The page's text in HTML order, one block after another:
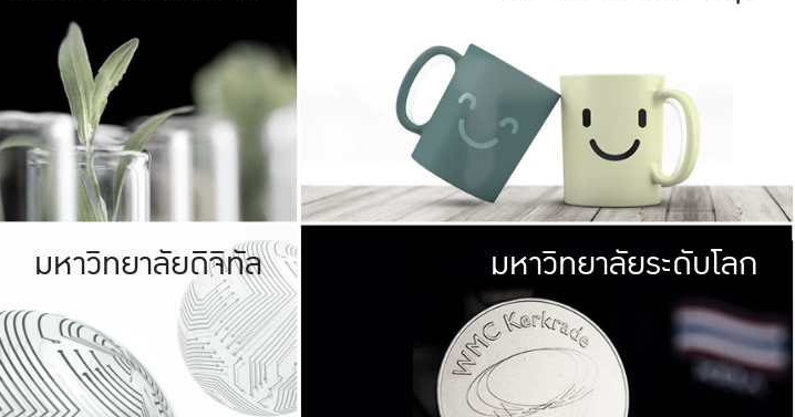
เกษตรศาสตร์ มีพื้นที่เขียวสดใส หนาแน่น
เป็นป่าในเมือง (URBAN FOREST)
เกษตรในเมือง (URBAN AGRICULTURE)
ที่นับรวมกันได้ประมาณ 1,400 ไร่
ให้กับประชาชน
มหาวิทยาลัยรับผิดชอบต่อสังคม
ร่วมมือกับชุมชน เพื่อความกินดีอยู่ดี
และความสุขอย่างยั่งยืน
มองปัญหาในภาพกว้าง
แก้ไขจากปัญหาจุดเล็กๆ
มหาวิทยาลัยดิจิทัล มหาวิทยา
พร้อมที่จ
และผลักดันในการใช้ระบบส
เพื่อการทำงานแ
มหาวิทยาลัยระดับโลก